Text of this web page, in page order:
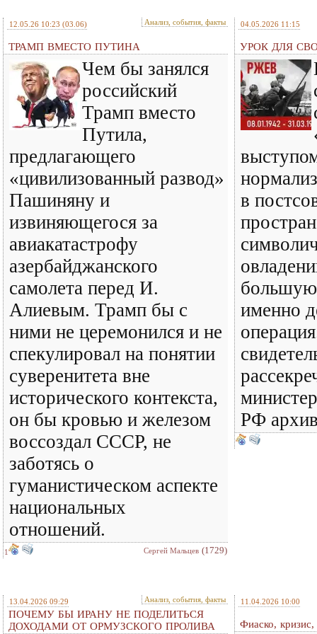
12.05.26 10:23 (03.06) Анализ, события, факты
ТРАМП ВМЕСТО ПУТИНА
Чем бы занялся
российский
Трамп вместо
Путила,
предлагающего
«цивилизованный развод»
Пашиняну и
извиняющегося за
авиакатастрофу
азербайджанского
самолета перед И.
Алиевым. Трамп бы с
ними не церемонился и не
спекулировал на понятии
суверенитета вне
исторического контекста,
он бы кровью и железом
воссоздал СССР, не
заботясь о
гуманистическом аспекте
национальных
отношений.
1 Сергей Мальцев (1729)
04.05.2026 11:15
УРОК ДЛЯ
в
большую
именно
РФ
13.04.2026 09:29 Анализ, события, факты
ПОЧЕМУ БЫ ИРАНУ НЕ ПОДЕЛИТЬСЯ
ДОХОДАМИ ОТ ОРМУЗСКОГО ПРОЛИВА
11.04.2026 10:00
Фиаско, кризис,